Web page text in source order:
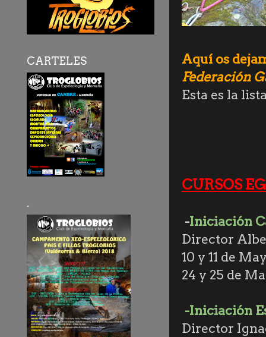
Aquí os
Federación
Esta es la
CURSOS
-Iniciación
Director
10 y 11 de
24 y 25 de
-Iniciación
Director
CARTELES
.